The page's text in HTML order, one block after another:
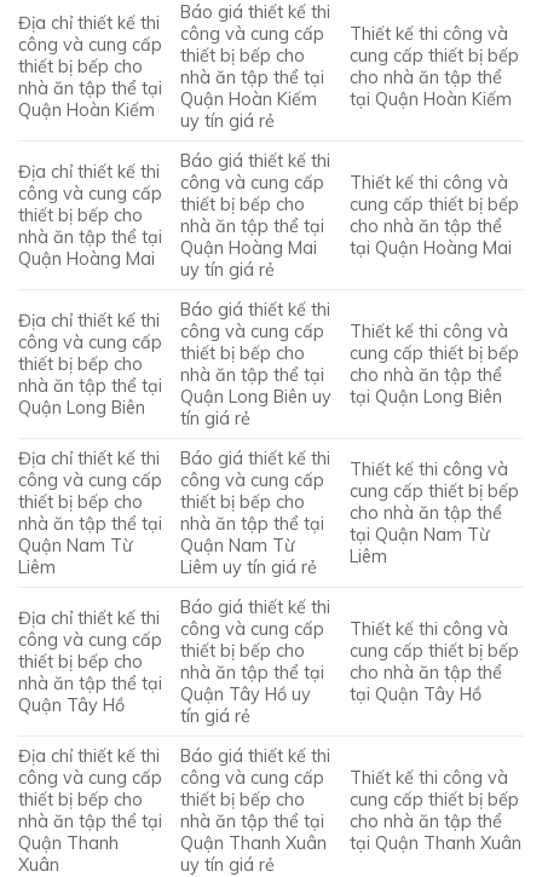
Địa chỉ thiết kế thi
công và cung cấp
thiết bị bếp cho
nhà ăn tập thể tại
Quận Hoàn Kiếm
Báo giá thiết kế thi
công và cung cấp
thiết bị bếp cho
nhà ăn tập thể tại
Quận Hoàn Kiếm
uy tín giá rẻ
Thiết kế thi công và
cung cấp thiết bị bếp
cho nhà ăn tập thể
tại Quận Hoàn Kiếm
Địa chỉ thiết kế thi
công và cung cấp
thiết bị bếp cho
nhà ăn tập thể tại
Quận Hoàng Mai
Báo giá thiết kế thi
công và cung cấp
thiết bị bếp cho
nhà ăn tập thể tại
Quận Hoàng Mai
uy tín giá rẻ
Thiết kế thi công và
cung cấp thiết bị bếp
cho nhà ăn tập thể
tại Quận Hoàng Mai
Địa chỉ thiết kế thi
công và cung cấp
thiết bị bếp cho
nhà ăn tập thể tại
Quận Long Biên
Báo giá thiết kế thi
công và cung cấp
thiết bị bếp cho
nhà ăn tập thể tại
Quận Long Biên uy
tín giá rẻ
Thiết kế thi công và
cung cấp thiết bị bếp
cho nhà ăn tập thể
tại Quận Long Biên
Địa chỉ thiết kế thi
công và cung cấp
thiết bị bếp cho
nhà ăn tập thể tại
Quận Nam Từ
Liêm
Báo giá thiết kế thi
công và cung cấp
thiết bị bếp cho
nhà ăn tập thể tại
Quận Nam Từ
Liêm uy tín giá rẻ
Thiết kế thi công và
cung cấp thiết bị bếp
cho nhà ăn tập thể
tại Quận Nam Từ
Liêm
Địa chỉ thiết kế thi
công và cung cấp
thiết bị bếp cho
nhà ăn tập thể tại
Quận Tây Hồ
Báo giá thiết kế thi
công và cung cấp
thiết bị bếp cho
nhà ăn tập thể tại
Quận Tây Hồ uy
tín giá rẻ
Thiết kế thi công và
cung cấp thiết bị bếp
cho nhà ăn tập thể
tại Quận Tây Hồ
Địa chỉ thiết kế thi
công và cung cấp
thiết bị bếp cho
nhà ăn tập thể tại
Quận Thanh
Xuân
Báo giá thiết kế thi
công và cung cấp
thiết bị bếp cho
nhà ăn tập thể tại
Quận Thanh Xuân
uy tín giá rẻ
Thiết kế thi công và
cung cấp thiết bị bếp
cho nhà ăn tập thể
tại Quận Thanh Xuân